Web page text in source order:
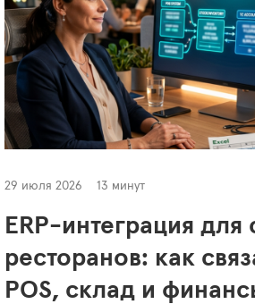
29 июля 2026 13 минут
ERP-интеграция для
ресторанов: как
POS, склад и